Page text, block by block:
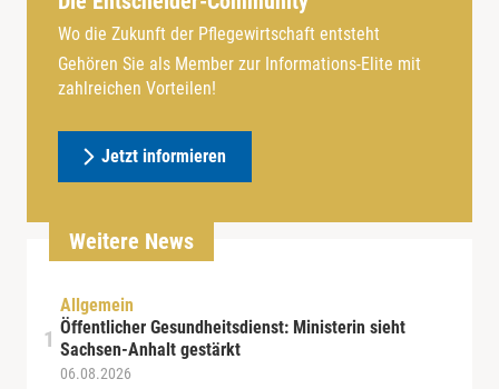
Wo die Zukunft der Pflegewirtschaft entsteht
Gehören Sie als Member zur Informations-Elite mit
zahlreichen Vorteilen!
Jetzt informieren
Weitere News
Allgemein
Öffentlicher Gesundheitsdienst: Ministerin sieht
Sachsen-Anhalt gestärkt
06.08.2026